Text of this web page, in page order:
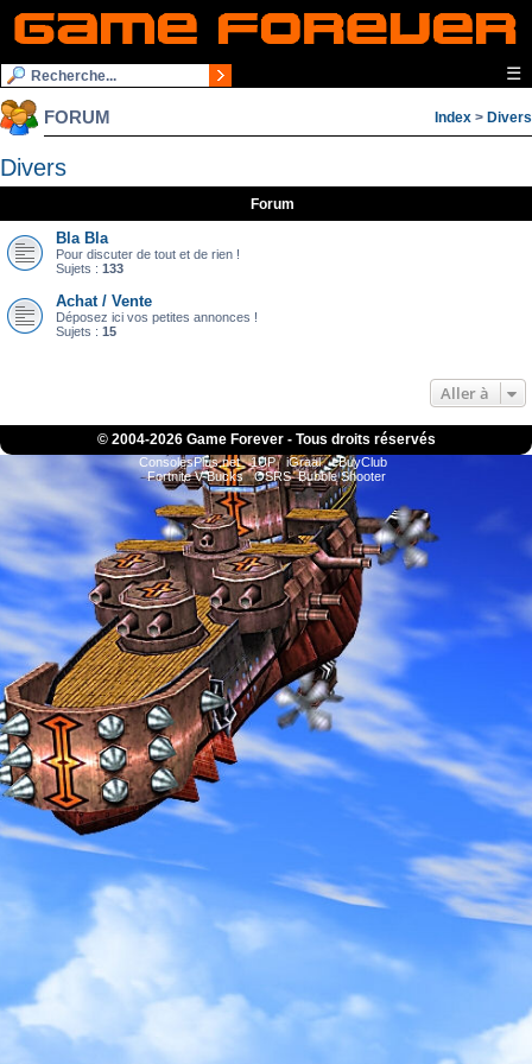
☰
FORUM Index > Divers
Divers
Forum
Bla Bla
Pour discuter de tout et de rien !
Sujets : 133
Achat / Vente
Déposez ici vos petites annonces !
Sujets : 15
Aller à
© 2004-2026 Game Forever - Tous droits réservés
ConsolesPlus.net 1UP iGraal
eBuyClub
Fortnite V-Bucks
OSRS Bubble Shooter